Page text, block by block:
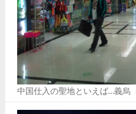
中国仕入の聖地といえば…義烏